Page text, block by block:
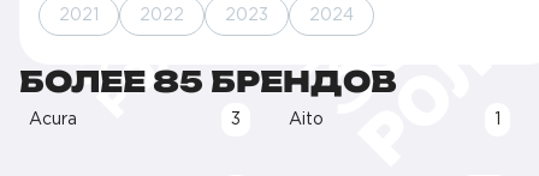
2021 2022 2023 2024
БОЛЕЕ 85 БРЕНДОВ
Acura 3 Aito